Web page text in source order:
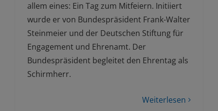
allem eines: Ein Tag zum Mitfeiern. Initiiert
wurde er von Bundespräsident Frank-Walter
Steinmeier und der Deutschen Stiftung für
Engagement und Ehrenamt. Der
Bundespräsident begleitet den Ehrentag als
Schirmherr.
Weiterlesen